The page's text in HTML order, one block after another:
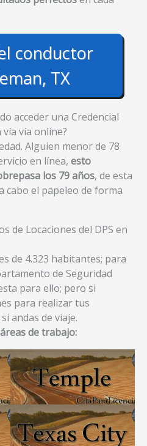
conductor
TX
acceder una Credencial
vía online?
Alguien menor de 78
en línea, esto
los 79 años, de esta
cabo el papeleo de forma
de Locaciones del DPS en
de 4.323 habitantes; para
de Seguridad
para ello; pero si
para realizar tus
andas de viaje.
de trabajo: